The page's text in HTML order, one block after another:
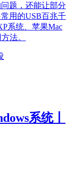
题，还能让部分
用的USB百兆千
系统、苹果Mac
法。
系统丨